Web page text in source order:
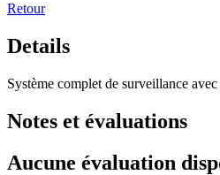
Retour
Details
Système complet de surveillance
Notes et évaluations
Aucune évaluation